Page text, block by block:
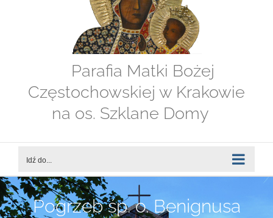
Parafia Matki Bożej
Częstochowskiej w Krakowie
na os. Szklane Domy
Idź do...
Pogrzeb śp. o. Benignusa